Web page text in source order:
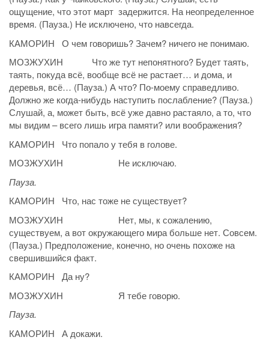
ощущение, что этот март задержится. На неопределенное
время. (Пауза.) Не исключено, что навсегда.
КАМОРИН О чем говоришь? Зачем? ничего не понимаю.
МОЗЖУХИН Что же тут непонятного? Будет таять,
таять, покуда всё, вообще всё не растает… и дома, и
деревья, всё… (Пауза.) А что? По-моему справедливо.
Должно же когда-нибудь наступить послабление? (Пауза.)
Слушай, а, может быть, всё уже давно растаяло, а то, что
мы видим – всего лишь игра памяти? или воображения?
КАМОРИН Что попало у тебя в голове.
МОЗЖУХИН Не исключаю.
Пауза.
КАМОРИН Что, нас тоже не существует?
МОЗЖУХИН Нет, мы, к сожалению,
существуем, а вот окружающего мира больше нет. Совсем.
(Пауза.) Предположение, конечно, но очень похоже на
свершившийся факт.
КАМОРИН Да ну?
МОЗЖУХИН Я тебе говорю.
Пауза.
КАМОРИН А докажи.